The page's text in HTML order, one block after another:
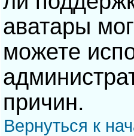
аватары
можете
причин.
Вернуться к